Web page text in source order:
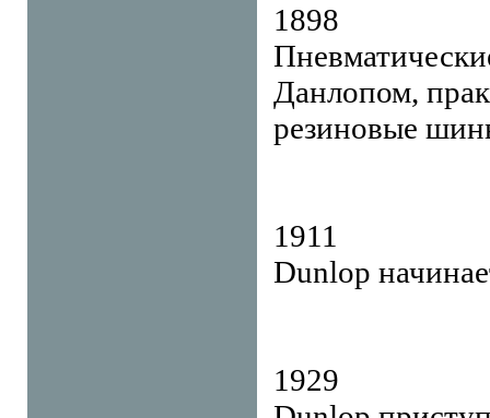
1898
Данлопом,
резиновые
1911
Dunlop
1929